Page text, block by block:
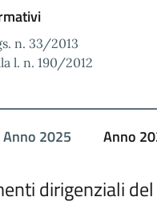
n. 33/2013
l. n. 190/2012
Anno 2025 Anno
dirigenziali